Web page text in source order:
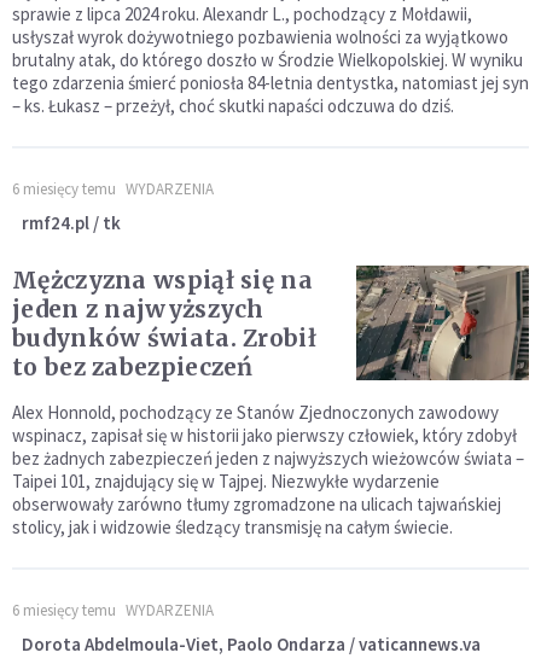
sprawie z lipca 2024 roku. Alexandr L., pochodzący z Mołdawii,
usłyszał wyrok dożywotniego pozbawienia wolności za wyjątkowo
brutalny atak, do którego doszło w Środzie Wielkopolskiej. W wyniku
tego zdarzenia śmierć poniosła 84-letnia dentystka, natomiast jej syn
– ks. Łukasz – przeżył, choć skutki napaści odczuwa do dziś.
6 miesięcy temu WYDARZENIA
rmf24.pl / tk
Mężczyzna wspiął się na
jeden z najwyższych
budynków świata. Zrobił
to bez zabezpieczeń
Alex Honnold, pochodzący ze Stanów Zjednoczonych zawodowy
wspinacz, zapisał się w historii jako pierwszy człowiek, który zdobył
bez żadnych zabezpieczeń jeden z najwyższych wieżowców świata –
Taipei 101, znajdujący się w Tajpej. Niezwykłe wydarzenie
obserwowały zarówno tłumy zgromadzone na ulicach tajwańskiej
stolicy, jak i widzowie śledzący transmisję na całym świecie.
6 miesięcy temu WYDARZENIA
Dorota Abdelmoula-Viet, Paolo Ondarza / vaticannews.va